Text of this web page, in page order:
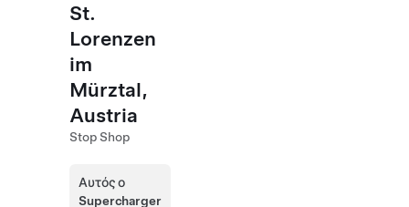
St.
Lorenzen
im
Mürztal,
Austria
Stop Shop
Αυτός ο
Supercharger